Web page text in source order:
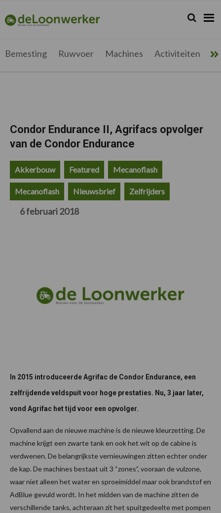
de
hoofdnavigatie
de
hoofd
de
eerste
de
voettekst
deloonwerker.be Zoeken...
Zoek
Bemesting Ruwvoer Machines Activiteiten
Condor Endurance II, Agrifacs opvolger
van de Condor Endurance
Akkerbouw Featured Mecanoflash
Mecanoflash Nieuwsbrief Zelfrijders
6 februari 2018
In 2015 introduceerde Agrifac de Condor Endurance, een
zelfrijdende veldspuit voor hoge prestaties. Nu, 3 jaar later,
vond Agrifac het tijd voor een opvolger.
Opvallend aan de nieuwe machine is de nieuwe kleurzetting. De
machine krijgt een zwarte tank en ook het wit op de cabine is
verdwenen. De belangrijkste vernieuwingen zitten echter onder
de kap. De machines bestaat uit 3 “zones”, vooraan de vulzone,
waar niet alleen het water en sproeimiddel maar ook brandstof en
AdBlue gevuld wordt. In het midden van de machine zitten de
verschillende tanks, achteraan zit het spuitgedeelte met pompen